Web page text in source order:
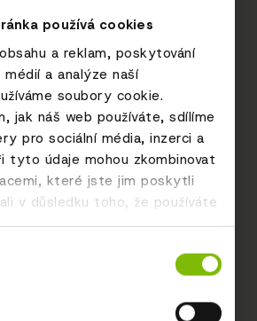
používá cookies
a reklam, poskytování
médií a analýze naší
soubory cookie.
jak náš web používáte, sdílíme
pro sociální média, inzerci a
tyto údaje mohou zkombinovat
které jste jim poskytli
v důsledku toho, že používáte